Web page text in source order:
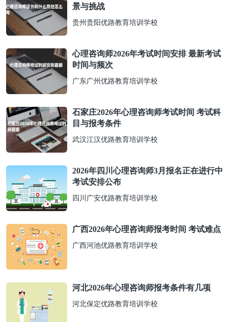
景与挑战
贵州贵阳优路教育培训学校
心理咨询师2026年考试时间安排 最新考试
时间与频次
广东广州优路教育培训学校
石家庄2026年心理咨询师考试时间 考试科
目与报考条件
武汉江汉优路教育培训学校
2026年四川心理咨询师3月报名正在进行中
考试安排公布
四川广安优路教育培训学校
广西2026年心理咨询师报考时间 考试难点
广西河池优路教育培训学校
河北2026年心理咨询师报考条件有几项
河北保定优路教育培训学校